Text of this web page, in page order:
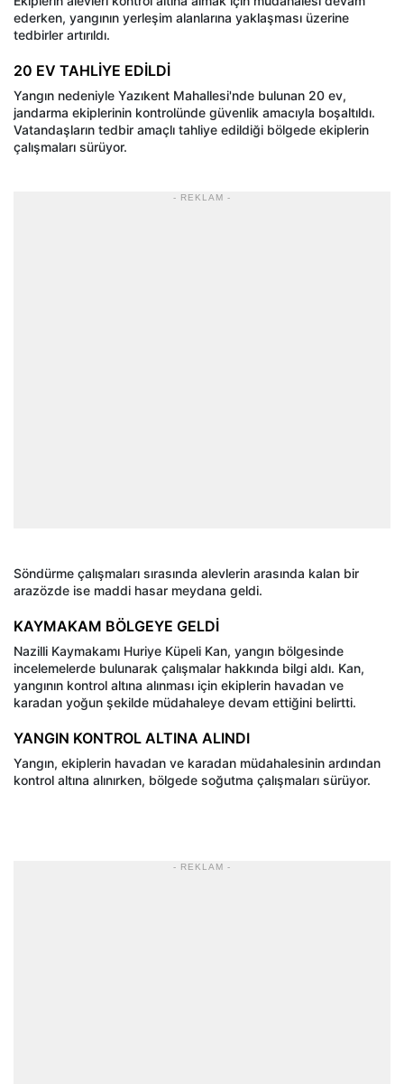
ederken, yangının yerleşim alanlarına yaklaşması üzerine
tedbirler artırıldı.
20 EV TAHLİYE EDİLDİ
Yangın nedeniyle Yazıkent Mahallesi'nde bulunan 20 ev,
jandarma ekiplerinin kontrolünde güvenlik amacıyla boşaltıldı.
Vatandaşların tedbir amaçlı tahliye edildiği bölgede ekiplerin
çalışmaları sürüyor.
- REKLAM -
Söndürme çalışmaları sırasında alevlerin arasında kalan bir
arazözde ise maddi hasar meydana geldi.
KAYMAKAM BÖLGEYE GELDİ
Nazilli Kaymakamı Huriye Küpeli Kan, yangın bölgesinde
incelemelerde bulunarak çalışmalar hakkında bilgi aldı. Kan,
yangının kontrol altına alınması için ekiplerin havadan ve
karadan yoğun şekilde müdahaleye devam ettiğini belirtti.
YANGIN KONTROL ALTINA ALINDI
Yangın, ekiplerin havadan ve karadan müdahalesinin ardından
kontrol altına alınırken, bölgede soğutma çalışmaları sürüyor.
- REKLAM -